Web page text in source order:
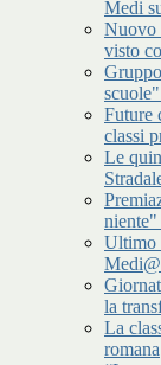
Medi
Nuovo
visto
Future
classi
Le
Ultimo
la
La
romana